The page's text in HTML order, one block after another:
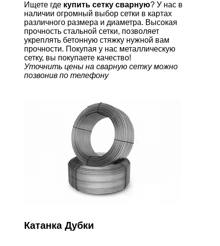
Ищете где купить сетку сварную? У нас в
наличии огромный выбор сетки в картах
различного размера и диаметра. Высокая
прочность стальной сетки, позволяет
укреплять бетонную стяжку нужной вам
прочности. Покупая у нас металлическую
сетку, вы покупаете качество!
Уточнить цены на сварную сетку можно
позвонив по телефону
Катанка Дубки